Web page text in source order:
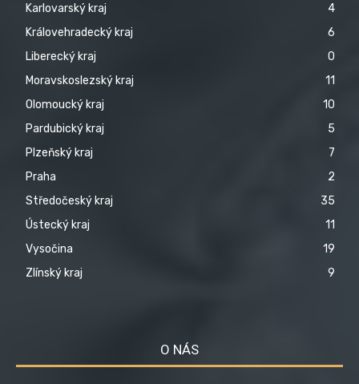
Karlovarský kraj
4
Královehradecký kraj
6
Liberecký kraj
0
Moravskoslezský kraj
11
Olomoucký kraj
10
Pardubický kraj
5
Plzeňský kraj
7
Praha
2
Středočeský kraj
35
Ústecký kraj
11
Vysočina
19
Zlínský kraj
9
O NÁS